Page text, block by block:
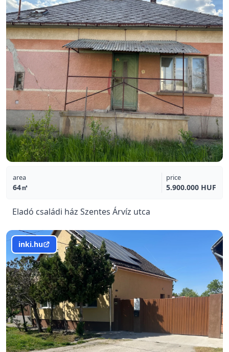
area
64㎡
price
5.900.000 HUF
Eladó családi ház Szentes Árvíz utca
inki.hu